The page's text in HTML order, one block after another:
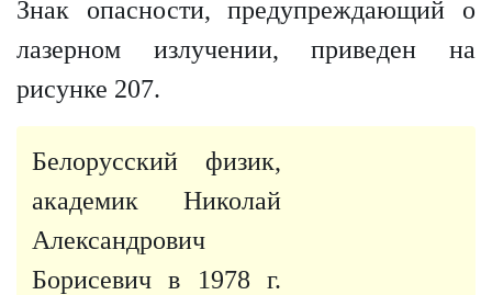
Знак опасности, предупреждающий о
лазерном излучении, приведен на
рисунке 207.
Белорусский физик,
академик Николай
Александрович
Борисевич в 1978 г.